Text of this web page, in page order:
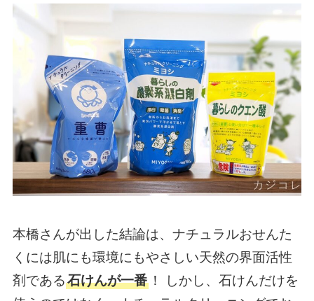
本橋さんが出した結論は、ナチュラルおせんた
くには肌にも環境にもやさしい天然の界面活性
剤である石けんが一番！ しかし、石けんだけを